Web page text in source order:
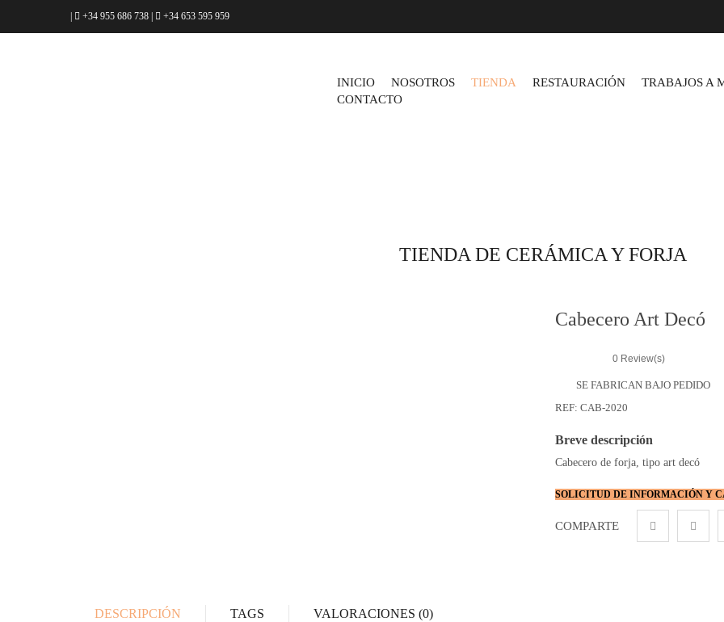
+34 955 686 738 +34 653 595 959
INICIO NOSOTROS TIENDA RESTAURACIÓN TRABAJOS A
CONTACTO
TIENDA DE CERÁMICA Y FORJA
Cabecero Art Decó
0 Review(s)
SE FABRICAN BAJO PEDIDO
REF: CAB-2020
Breve descripción
Cabecero de forja, tipo art decó
SOLICITUD DE INFORMACIÓN Y
COMPARTE
DESCRIPCIÓN TAGS VALORACIONES (0)